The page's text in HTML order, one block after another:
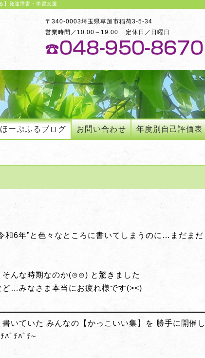
】発達障害・学習支援
〒340-0003埼玉県草加市稲荷3-5-34
営業時間／10:00～19:00
定休日／日曜日
ほーぷふるブログ お問い合わせ 年度別自己評価表
和6年”と色々なところに書いてしまうのに…まだまだ
んな時期なのか(⊙⊙) と驚きました
ど…みなさま本当にお疲れ様です(><)
いていた みんなの【かっこいい集】を 勝手に開催し
ﾊﾟﾁﾊﾟﾁ~